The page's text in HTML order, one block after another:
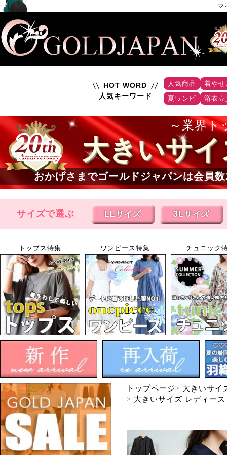
マ
HOT WORD
人気キーワード
人気商品
着やせ
夏ワンピ
浴衣☆
業界ト
大きいサ
おかげさまでゴールドジャパンは会員数
サイズで選ぶ LLサイズ 3Lサイズ
トップス特集 ワンピース特集 チュニック
トップページ
大きいサイ
大きいサイズ レディー